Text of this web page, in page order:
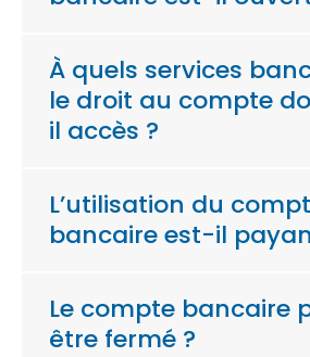
À quels services
le droit au compte
il accès ?
L’utilisation du
bancaire est-il
Le compte bancaire
être fermé ?